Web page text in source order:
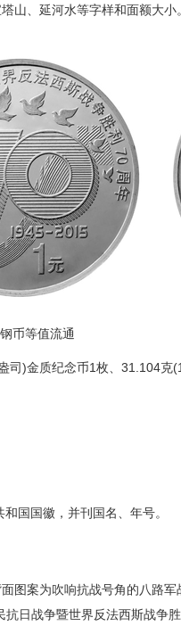
山、延河水等字样和面额大小。
币等值流通
司)金质纪念币1枚、31.104克
国国徽，并刊国名、年号。
案为吹响抗战号角的八路军
日战争暨世界反法西斯战争胜